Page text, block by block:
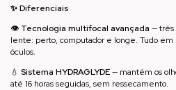
✨ Diferenciais
👁️ Tecnologia multifocal avançada — três
lente: perto, computador e longe. Tudo
óculos.
💧 Sistema HYDRAGLYDE— mantém os
até 16 horas seguidas, sem ressecamento.